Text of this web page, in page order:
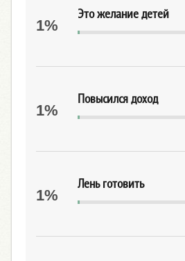
Это желание детей
1%
Повысился доход
1%
Лень готовить
1%